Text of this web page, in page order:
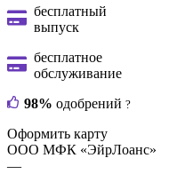
бесплатный
выпуск
бесплатное
обслуживание
98% одобрений ?
Оформить карту
ООО МФК «ЭйрЛоанс»
—